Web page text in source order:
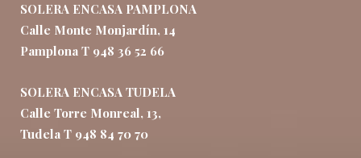
SOLERA ENCASA PAMPLONA
Calle Monte Monjardín, 14
Pamplona T 948 36 52 66
SOLERA ENCASA TUDELA
Calle Torre Monreal, 13,
Tudela T 948 84 70 70